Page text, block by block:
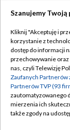
Abonament
Emisja w TVP
Centrum
Naziemna
Szanujemy
Kliknij "Akceptuję i
korzystanie z
dostęp do informacji
przechowywanie
nas, czyli Telewizję
Zaufanych Partnerów
Partnerów TVP (93
zautomatyzowanego
mierzenia ich
także zgody na